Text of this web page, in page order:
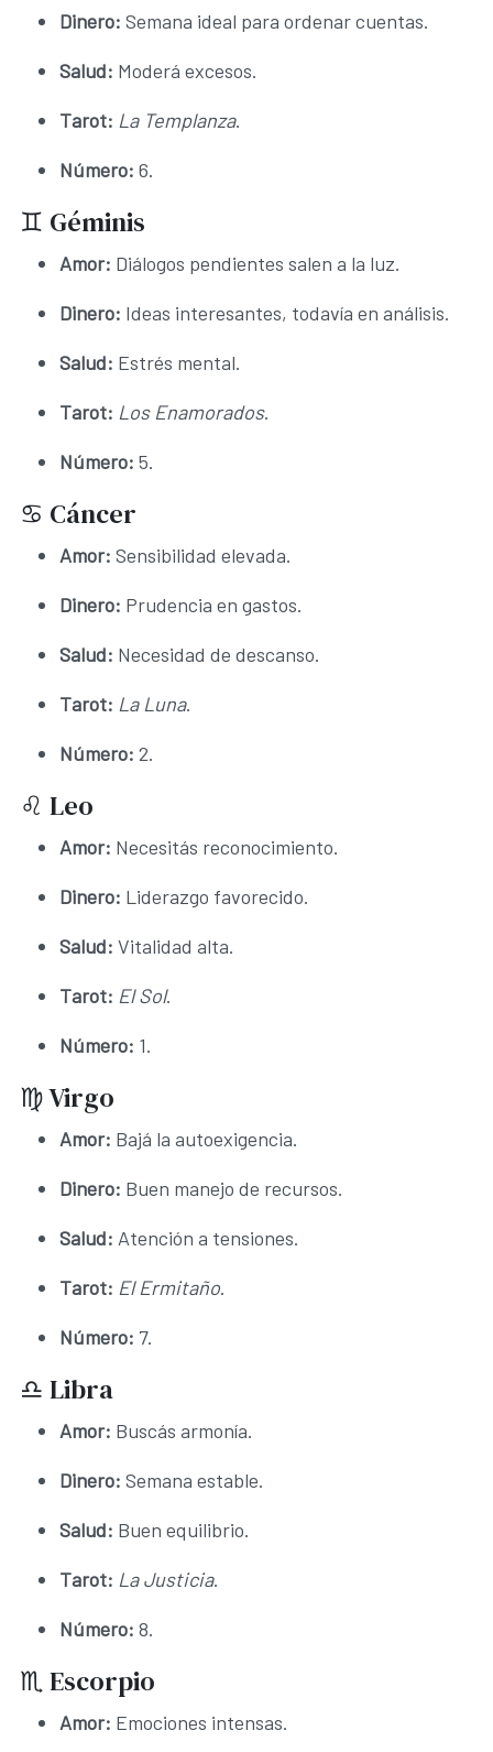
Dinero: Semana ideal para ordenar cuentas.
Salud: Moderá excesos.
Tarot: La Templanza.
Número: 6.
♊ Géminis
Amor: Diálogos pendientes salen a la luz.
Dinero: Ideas interesantes, todavía en análisis.
Salud: Estrés mental.
Tarot: Los Enamorados.
Número: 5.
♋ Cáncer
Amor: Sensibilidad elevada.
Dinero: Prudencia en gastos.
Salud: Necesidad de descanso.
Tarot: La Luna.
Número: 2.
♌ Leo
Amor: Necesitás reconocimiento.
Dinero: Liderazgo favorecido.
Salud: Vitalidad alta.
Tarot: El Sol.
Número: 1.
♍ Virgo
Amor: Bajá la autoexigencia.
Dinero: Buen manejo de recursos.
Salud: Atención a tensiones.
Tarot: El Ermitaño.
Número: 7.
♎ Libra
Amor: Buscás armonía.
Dinero: Semana estable.
Salud: Buen equilibrio.
Tarot: La Justicia.
Número: 8.
♏ Escorpio
Amor: Emociones intensas.